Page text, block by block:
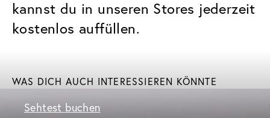
kannst du in unseren Stores jederzeit
kostenlos auffüllen.
WAS DICH AUCH INTERESSIEREN KÖNNTE
Sehtest buchen